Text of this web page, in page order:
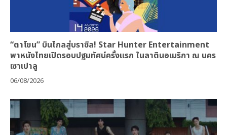
“ตาโขน” บินไกลสู่บราซิล! Star Hunter Entertainment
พาหนังไทยเปิดรอบปฐมทัศน์ครั้งแรก ในลาตินอเมริกา ณ นคร
เซาเปาลู
06/08/2026